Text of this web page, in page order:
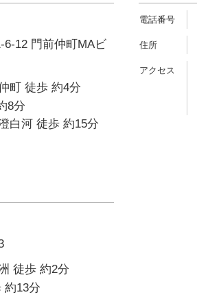
12 門前仲町MAビ
町 徒歩 約4分
8分
白河 徒歩 約15分
徒歩 約2分
約13分